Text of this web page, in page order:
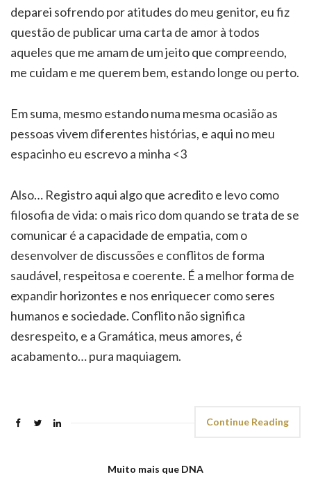
deparei sofrendo por atitudes do meu genitor, eu fiz
questão de publicar uma carta de amor à todos
aqueles que me amam de um jeito que compreendo,
me cuidam e me querem bem, estando longe ou perto.
Em suma, mesmo estando numa mesma ocasião as
pessoas vivem diferentes histórias, e aqui no meu
espacinho eu escrevo a minha <3
Also… Registro aqui algo que acredito e levo como
filosofia de vida: o mais rico dom quando se trata de se
comunicar é a capacidade de empatia, com o
desenvolver de discussões e conflitos de forma
saudável, respeitosa e coerente. É a melhor forma de
expandir horizontes e nos enriquecer como seres
humanos e sociedade. Conflito não significa
desrespeito, e a Gramática, meus amores, é
acabamento… pura maquiagem.
Continue Reading
Muito mais que DNA